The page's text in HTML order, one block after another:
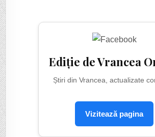
Ediție de Vrancea
Știri din Vrancea, actualizate
Vizitează pagina